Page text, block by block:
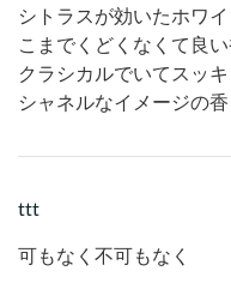
シトラスが効いたホワ
こまでくどくなくて良い
クラシカルでいてスッキ
シャネルなイメージの香
ttt
可もなく不可もなく